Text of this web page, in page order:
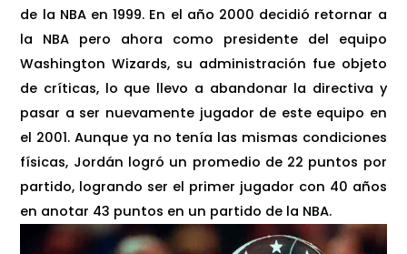
de la NBA en 1999. En el año 2000 decidió retornar a
la NBA pero ahora como presidente del equipo
Washington Wizards, su administración fue objeto
de críticas, lo que llevo a abandonar la directiva y
pasar a ser nuevamente jugador de este equipo en
el 2001. Aunque ya no tenía las mismas condiciones
físicas, Jordán logró un promedio de 22 puntos por
partido, logrando ser el primer jugador con 40 años
en anotar 43 puntos en un partido de la NBA.